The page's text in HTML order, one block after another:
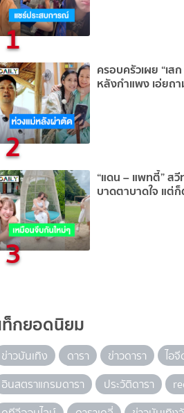
1
2
ครอบครัวเผย “เส
หลังกำแพง เอ่ยถ
3
“แดน – แพทตี้” สวี
บาดตาบาดใจ แต่
กยอดนิยม
ข่าวบันเทิง ดารา ข่าวดารา
ไอ
อินสตราแกรมดารา
ประวัติดารา